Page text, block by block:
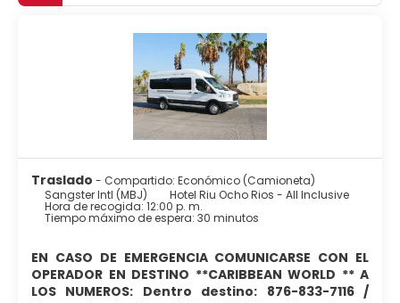
Traslado - Compartido: Económico (Camioneta)
Sangster Intl (MBJ)
Hotel Riu Ocho Rios - All Inclusive
Hora de recogida: 12:00 p. m.
Tiempo máximo de espera: 30 minutos
EN CASO DE EMERGENCIA COMUNICARSE CON EL
OPERADOR EN DESTINO **CARIBBEAN WORLD ** A
LOS NUMEROS: Dentro destino: 876-833-7116 /